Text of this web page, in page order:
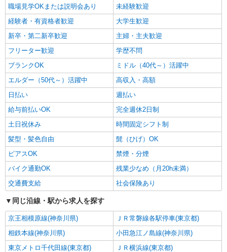
仕分け・ピッキング・梱包
時給1600円 ※交通費実費支給／当社規定あ
神奈川県厚木市酒井 【車・バイク・自転車
OK】本厚木駅から車で10分
キープ 詳細を見る
ランスタッド株式会社 厚木支店（厚木事業所）/FATG107281
仕分け・ピッキング・梱包
時給1500円 【1日あたりの収入例】7875円
※1500円×5時間（22時〜は時給1875円） ※交通
費実費支給／当社規定あり。
神奈川県厚木市飯山南 【車、バイク、自転車
通勤可】 小田急線「本厚木駅」より車20分
キープ 詳細を見る
アルバイト パート
株式会社バイトレ（ADM810122GT17）
久しぶりのお仕事に｜座ってできるモクモク軽
作業
職場見学OKまたは説明会あり
未経験歓迎
経験者・有資格者歓迎
大学生歓迎
新卒・第二新卒歓迎
主婦・主夫歓迎
フリーター歓迎
学歴不問
ブランクOK
ミドル（40代～）活躍中
エルダー（50代～）活躍中
高収入・高額
日払い
週払い
給与前払いOK
完全週休2日制
土日祝休み
時間固定シフト制
髪型・髪色自由
髭（ひげ）OK
ピアスOK
禁煙・分煙
バイク通勤OK
残業少なめ（月20h未満）
交通費支給
社会保険あり
同じ沿線・駅から求人を探す
京王相模原線(神奈川県)
ＪＲ常磐線各駅停車(東京都)
相鉄本線(神奈川県)
小田急江ノ島線(神奈川県)
東京メトロ千代田線(東京都)
ＪＲ横浜線(東京都)